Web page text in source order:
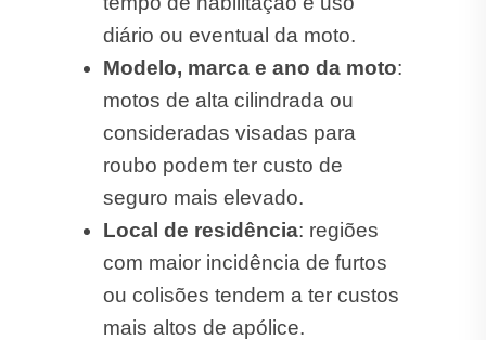
diário ou eventual da moto.
Modelo, marca e ano da moto:
motos de alta cilindrada ou
consideradas visadas para
roubo podem ter custo de
seguro mais elevado.
Local de residência: regiões
com maior incidência de furtos
ou colisões tendem a ter custos
mais altos de apólice.